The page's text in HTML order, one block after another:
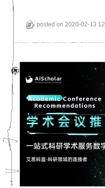
posted on2020-02-13